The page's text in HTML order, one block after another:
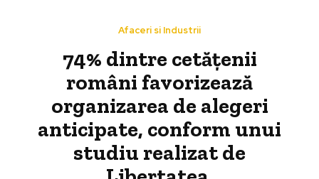
Afaceri si Industrii
74% dintre cetățenii
români favorizează
organizarea de alegeri
anticipate, conform unui
studiu realizat de